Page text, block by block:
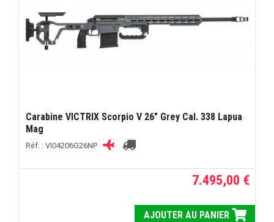
Carabine VICTRIX Scorpio V 26" Grey Cal. 338 Lapua
Mag
Réf. : VI04206G26NP
7.495,00 €
AJOUTER AU PANIER